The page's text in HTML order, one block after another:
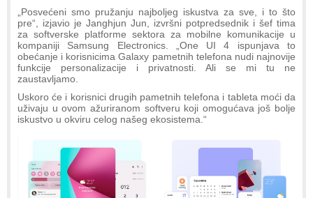
„Posvećeni smo pružanju najboljeg iskustva za sve, i to što
pre“, izjavio je Janghjun Jun, izvršni potpredsednik i šef tima
za softverske platforme sektora za mobilne komunikacije u
kompaniji Samsung Electronics. „One UI 4 ispunjava to
obećanje i korisnicima Galaxy pametnih telefona nudi najnovije
funkcije personalizacije i privatnosti. Ali se mi tu ne
zaustavljamo.
Uskoro će i korisnici drugih pametnih telefona i tableta moći da
uživaju u ovom ažuriranom softveru koji omogućava još bolje
iskustvo u okviru celog našeg ekosistema.“